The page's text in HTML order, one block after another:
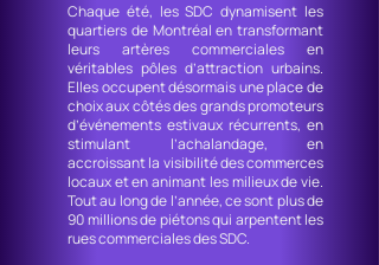
Chaque été, les SDC dynamisent les
quartiers de Montréal en transformant
leurs artères commerciales en
véritables pôles d’attraction urbains.
Elles occupent désormais une place de
choix aux côtés des grands promoteurs
d’événements estivaux récurrents, en
stimulant l’achalandage, en
accroissant la visibilité des commerces
locaux et en animant les milieux de vie.
Tout au long de l’année, ce sont plus de
90 millions de piétons qui arpentent les
rues commerciales des SDC.